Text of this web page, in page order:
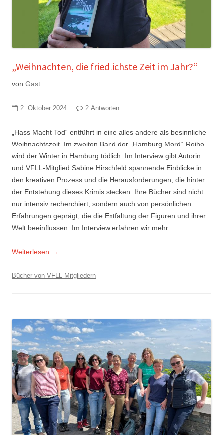
„Weihnachten, die friedlichste Zeit im Jahr?“
von Gast
2. Oktober 2024 2 Antworten
„Hass Macht Tod“ entführt in eine alles andere als besinnliche
Weihnachtszeit. Im zweiten Band der „Hamburg Mord“-Reihe
wird der Winter in Hamburg tödlich. Im Interview gibt Autorin
und VFLL-Mitglied Sabine Hirschfeld spannende Einblicke in
den kreativen Prozess und die Herausforderungen, die hinter
der Entstehung dieses Krimis stecken. Ihre Bücher sind nicht
nur intensiv recherchiert, sondern auch von persönlichen
Erfahrungen geprägt, die die Entfaltung der Figuren und ihrer
Welt beeinflussen. Im Interview erfahren wir mehr …
Weiterlesen →
Bücher von VFLL-Mitgliedern